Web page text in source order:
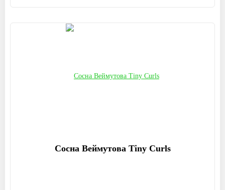
Сосна Веймутова Tiny Curls